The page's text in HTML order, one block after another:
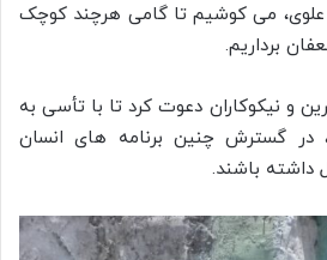
علوی، می کوشیم تا گامی هرچند کوچک
برداریم.
و نیکوکاران دعوت کرد تا با تأسی به
در گسترش چنین برنامه های انسان
داشته باشند.